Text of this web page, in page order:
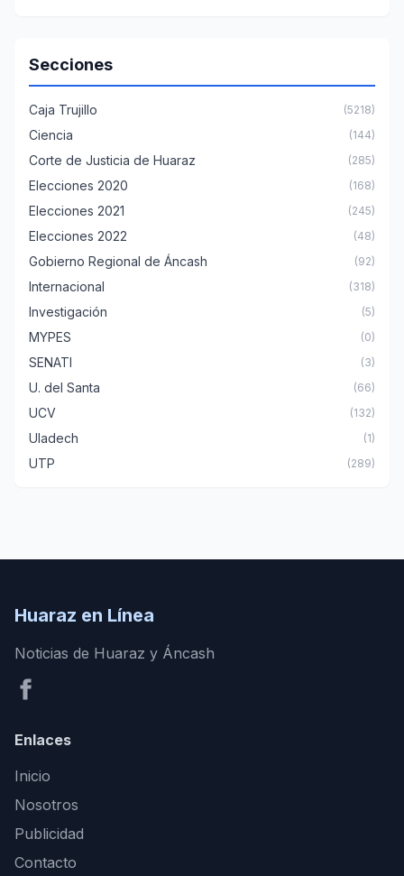
Secciones
Caja Trujillo (5218)
Ciencia (144)
Corte de Justicia de Huaraz (285)
Elecciones 2020 (168)
Elecciones 2021 (245)
Elecciones 2022 (48)
Gobierno Regional de Áncash (92)
Internacional (318)
Investigación (5)
MYPES (0)
SENATI (3)
U. del Santa (66)
UCV (132)
Uladech (1)
UTP (289)
Huaraz en Línea
Noticias de Huaraz y Áncash
Enlaces
Inicio
Nosotros
Publicidad
Contacto